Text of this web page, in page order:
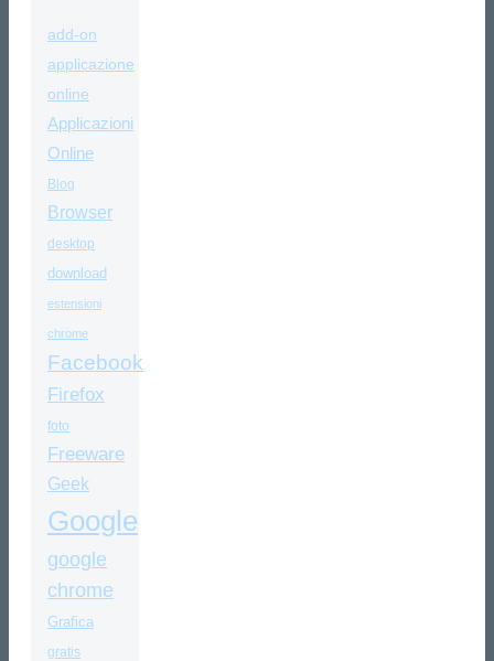
add-on
applicazione
online
Applicazioni
Online
Blog
Browser
desktop
download
estensioni
chrome
Facebook
Firefox
foto
Freeware
Geek
Google
google
chrome
Grafica
gratis